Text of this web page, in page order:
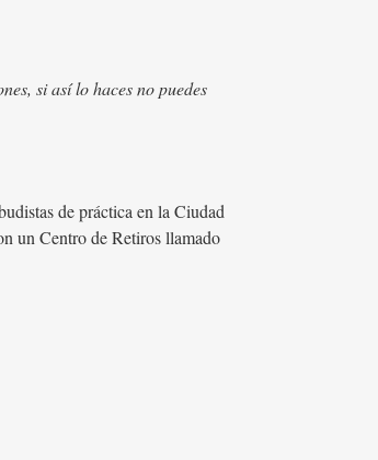
si así lo haces no puedes
de práctica en la Ciudad
un Centro de Retiros llamado